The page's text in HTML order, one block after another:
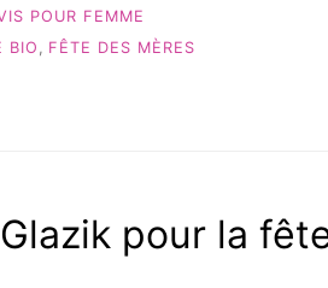
»
POUR FEMME
BIO , FÊTE DES MÈRES
pour la